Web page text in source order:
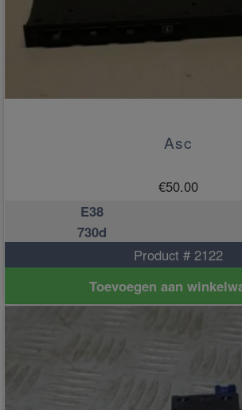
Asc
€50.00
E38
730d
Product # 2122
Toevoegen aan